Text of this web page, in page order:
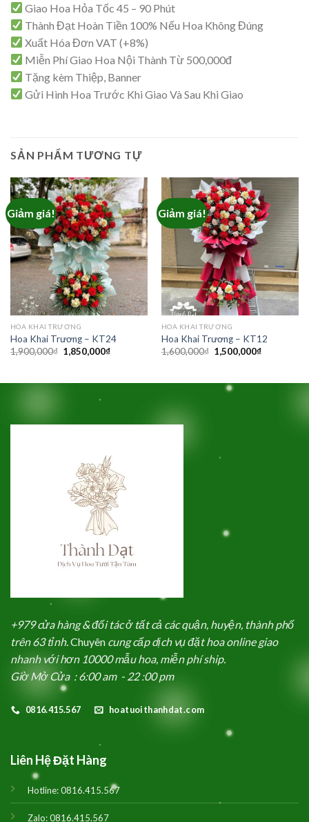
Giao Hoa Hỏa Tốc 45 – 90 Phút
Thành Đạt Hoàn Tiền 100% Nếu Hoa Không Đúng
Xuất Hóa Đơn VAT (+8%)
Miễn Phí Giao Hoa Nội Thành Từ 500,000đ
Tặng kèm Thiệp, Banner
Gửi Hình Hoa Trước Khi Giao Và Sau Khi Giao
SẢN PHẨM TƯƠNG TỰ
Giảm giá!
HOA KHAI TRƯƠNG
Hoa Khai Trương – KT24
1,900,000₫ Giá
gốc
1,850,000₫Giá
1,850,000₫.
Giảm giá!
HOA KHAI TRƯƠNG
Hoa Khai Trương – KT12
1,600,000₫ Giá
gốc
1,500,000₫Giá
+979 cửa hàng & đối tác ở tất cả các quận, huyện, thành phố
trên 63 tỉnh. Chuyên cung cấp dịch vụ đặt hoa online giao
nhanh với hơn 10000 mẫu hoa, miễn phí ship.
Giờ Mở Cửa : 6:00 am - 22 :00 pm
0816.415.567 hoatuoithanhdat.com
Liên Hệ Đặt Hàng
Hotline:0816.415.567
Zalo:0816.415.567